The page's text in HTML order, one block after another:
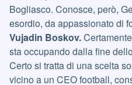
Bogliasco. Conosce, però,
esordio, da appassionato di
Vujadin Boskov.
sta occupando dalla fine
Certo si tratta di una scelta
vicino a un CEO football,